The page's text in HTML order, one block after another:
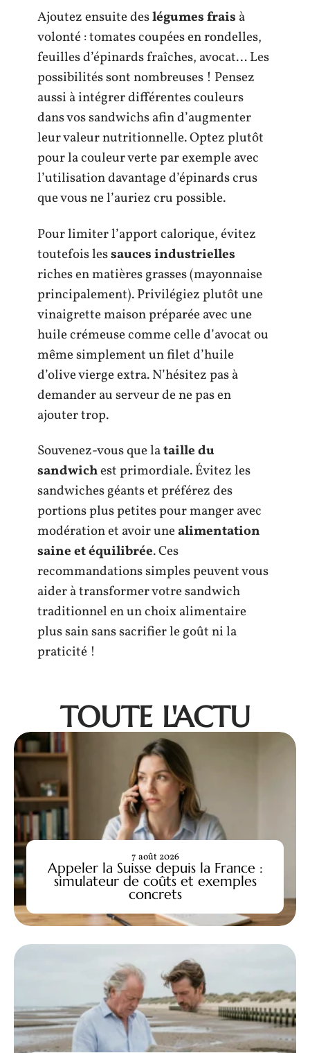
Ajoutez ensuite deslégumes frais à
volonté : tomates coupées en rondelles,
feuilles d’épinards fraîches, avocat… Les
possibilités sont nombreuses ! Pensez
aussi à intégrer différentes couleurs
dans vos sandwichs afin d’augmenter
leur valeur nutritionnelle. Optez plutôt
pour la couleur verte par exemple avec
l’utilisation davantage d’épinards crus
que vous ne l’auriez cru possible.
Pour limiter l’apport calorique, évitez
toutefois lessauces industrielles
riches en matières grasses (mayonnaise
principalement). Privilégiez plutôt une
vinaigrette maison préparée avec une
huile crémeuse comme celle d’avocat ou
même simplement un filet d’huile
d’olive vierge extra. N’hésitez pas à
demander au serveur de ne pas en
ajouter trop.
Souvenez-vous que lataille du
sandwichest primordiale. Évitez les
sandwiches géants et préférez des
portions plus petites pour manger avec
modération et avoir unealimentation
saine et équilibrée. Ces
recommandations simples peuvent vous
aider à transformer votre sandwich
traditionnel en un choix alimentaire
plus sain sans sacrifier le goût ni la
praticité !
TOUTE L'ACTU
Appeler la Suisse depuis la France :
simulateur de coûts et exemples
concrets
7 août 2026